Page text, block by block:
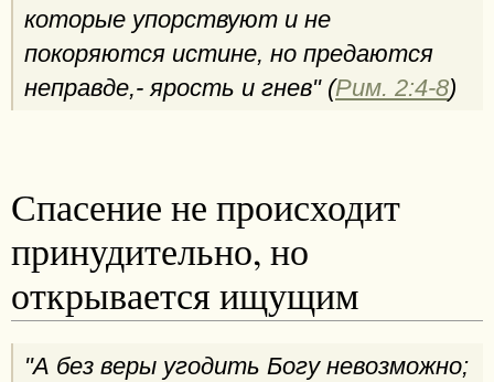
которые упорствуют и не
покоряются истине, но предаются
неправде,- ярость и гнев" (Рим. 2:4-8)
Спасение не происходит
принудительно, но
открывается ищущим
"А без веры угодить Богу невозможно;